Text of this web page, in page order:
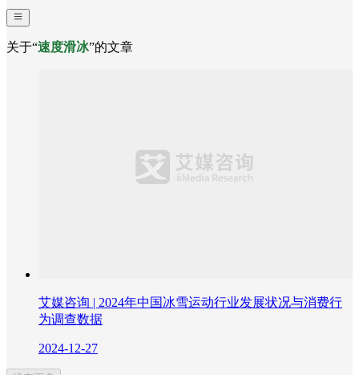
关于“速度滑冰”的文章
艾媒咨询 | 2024年中国冰雪运动行业发展状况与消费行
为调查数据
2024-12-27